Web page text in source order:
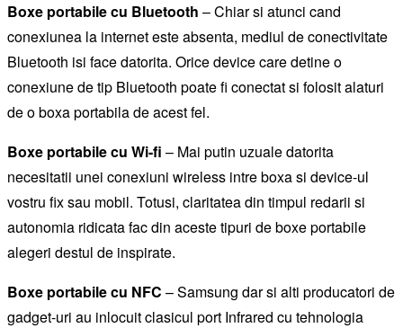
Boxe portabile cu Bluetooth – Chiar si atunci cand
conexiunea la internet este absenta, mediul de conectivitate
Bluetooth isi face datorita. Orice device care detine o
conexiune de tip Bluetooth poate fi conectat si folosit alaturi
de o boxa portabila de acest fel.
Boxe portabile cu Wi-fi – Mai putin uzuale datorita
necesitatii unei conexiuni wireless intre boxa si device-ul
vostru fix sau mobil. Totusi, claritatea din timpul redarii si
autonomia ridicata fac din aceste tipuri de boxe portabile
alegeri destul de inspirate.
Boxe portabile cu NFC – Samsung dar si alti producatori de
gadget-uri au inlocuit clasicul port Infrared cu tehnologia